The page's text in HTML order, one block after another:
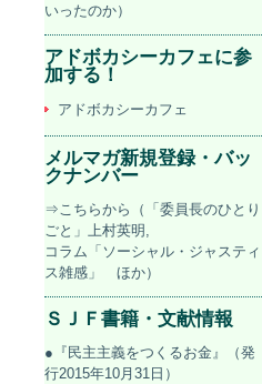
いったのか）
アドボカシーカフェに参
加する！
アドボカシーカフェ
メルマガ新規登録・バッ
クナンバー
⇒こちらから（「委員長のひとり
ごと」上村英明,
コラム「ソーシャル・ジャスティ
ス雑感」 ほか）
ＳＪＦ書籍・文献情報
●『民主主義をつくるお金』（発
行2015年10月31日）